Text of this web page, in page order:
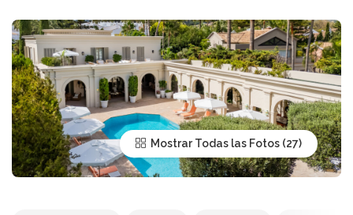
Mostrar Todas las Fotos